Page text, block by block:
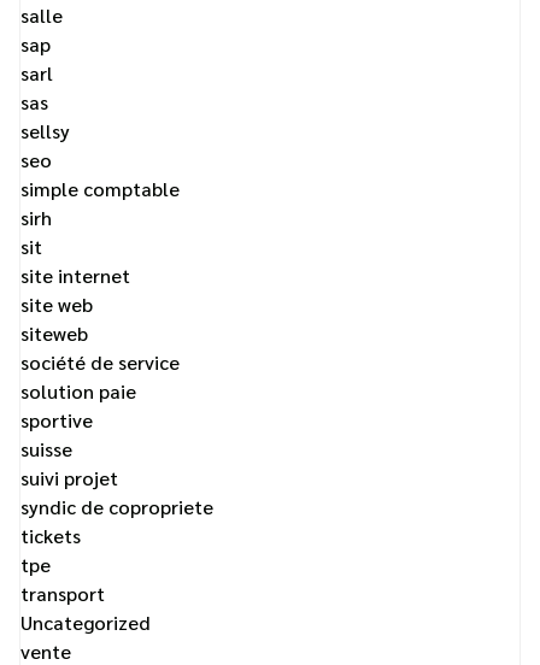
salle
sap
sarl
sas
sellsy
seo
simple comptable
sirh
sit
site internet
site web
siteweb
société de service
solution paie
sportive
suisse
suivi projet
syndic de copropriete
tickets
tpe
transport
Uncategorized
vente